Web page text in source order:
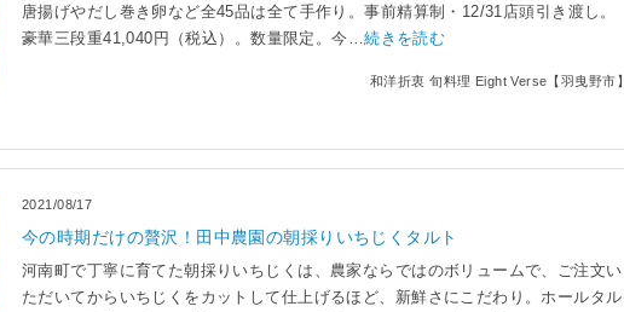
唐揚げやだし巻き卵など全45品は全て手作り。事前精算制・12/31店頭引き渡し。
豪華三段重41,040円（税込）。数量限定。今…続きを読む
和洋折衷 旬料理 Eight Verse【羽曳野市】
2021/08/17
今の時期だけの贅沢！田中農園の朝採りいちじくタルト
河南町で丁寧に育てた朝採りいちじくは、農家ならではのボリュームで、ご注文い
ただいてからいちじくをカットして仕上げるほど、新鮮さにこだわり。ホールタル